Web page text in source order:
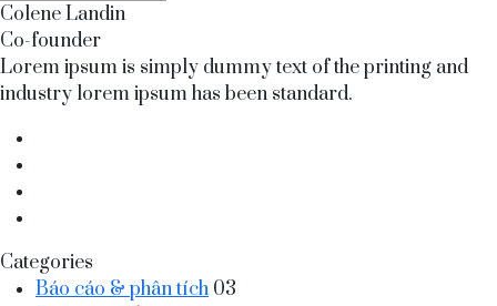
Colene Landin
Co-founder
Lorem ipsum is simply dummy text of the printing and
industry lorem ipsum has been standard.
Categories
Báo cáo & phân tích 03